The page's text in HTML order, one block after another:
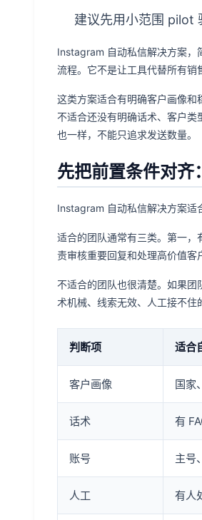
建议先用小范围 pilot
Instagram 自动私信解决方案，
流程。它不是让工具代替所有销
这类方案适合有明确客户画像
不适合还没有明确话术、客户
也一样，不能只追求发送数量。
先把前置条件对
Instagram 自动私信解决方案适
适合的团队通常有三类。第一，
责审核重要回复和处理高价值客
不适合的团队也很清楚。如果
术机械、线索无效、人工接不住
判断项 适合
客户画像 国家
话术 有
账号 主号
人工 有人